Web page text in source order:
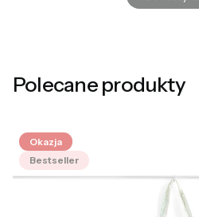
Polecane produkty
Okazja
Bestseller